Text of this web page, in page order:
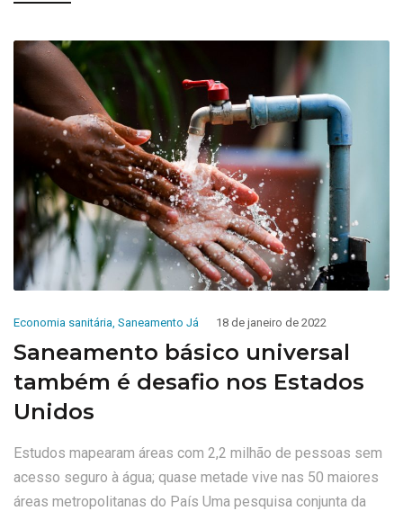
Economia sanitária Saneamento Já 18 de janeiro de 2022
Saneamento básico universal
também é desafio nos Estados
Unidos
Estudos mapearam áreas com 2,2 milhão de pessoas sem
acesso seguro à água; quase metade vive nas 50 maiores
áreas metropolitanas do País Uma pesquisa conjunta da